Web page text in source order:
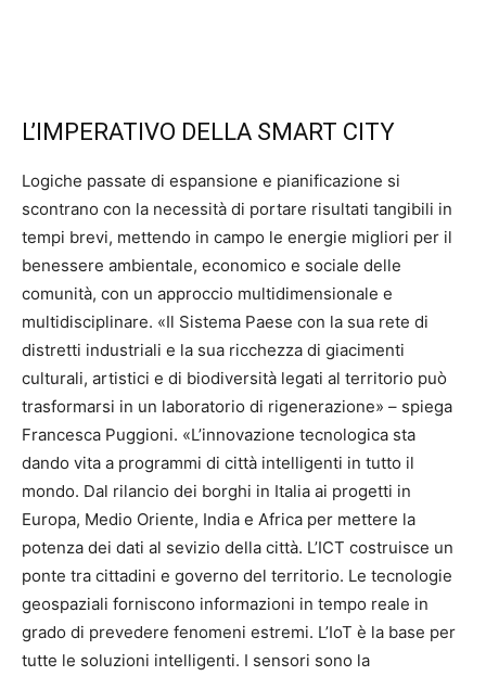
L’IMPERATIVO DELLA SMART CITY
Logiche passate di espansione e pianificazione si
scontrano con la necessità di portare risultati tangibili in
tempi brevi, mettendo in campo le energie migliori per il
benessere ambientale, economico e sociale delle
comunità, con un approccio multidimensionale e
multidisciplinare. «Il Sistema Paese con la sua rete di
distretti industriali e la sua ricchezza di giacimenti
culturali, artistici e di biodiversità legati al territorio può
trasformarsi in un laboratorio di rigenerazione» – spiega
Francesca Puggioni. «L’innovazione tecnologica sta
dando vita a programmi di città intelligenti in tutto il
mondo. Dal rilancio dei borghi in Italia ai progetti in
Europa, Medio Oriente, India e Africa per mettere la
potenza dei dati al sevizio della città. L’ICT costruisce un
ponte tra cittadini e governo del territorio. Le tecnologie
geospaziali forniscono informazioni in tempo reale in
grado di prevedere fenomeni estremi. L’IoT è la base per
tutte le soluzioni intelligenti. I sensori sono la